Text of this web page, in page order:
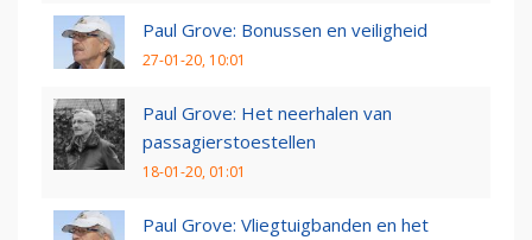
Paul Grove: Bonussen en veiligheid
27-01-20, 10:01
Paul Grove: Het neerhalen van
passagierstoestellen
18-01-20, 01:01
Paul Grove: Vliegtuigbanden en het